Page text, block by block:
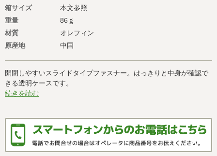
箱サイズ
本文参照
重量
86ｇ
材質
オレフィン
原産地
中国
開閉しやすいスライドタイプファスナー。はっきりと中身が確認で
きる透明ケースです。
続きを読む